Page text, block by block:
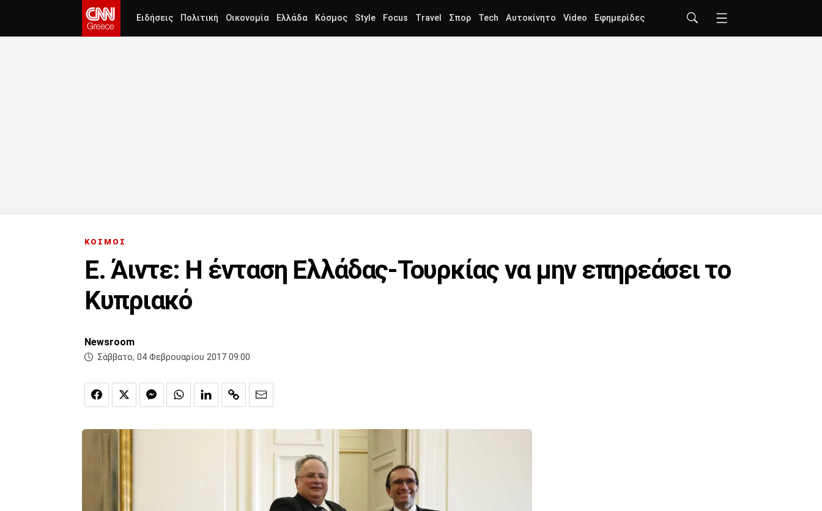
Ειδήσεις Πολιτική Οικονομία Ελλάδα Κόσμος Style Focus Travel Σπορ Tech Αυτοκίνητο Video Εφημερίδες
ΚΟΣΜΟΣ
Ε. Άιντε: Η ένταση Ελλάδας-Τουρκίας να μην επηρεάσει το
Κυπριακό
Newsroom
Σάββατο, 04 Φεβρουαρίου 2017 09:00